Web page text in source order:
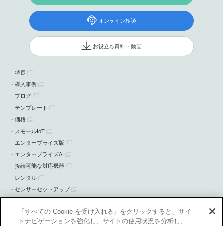
オンライン相談
お役立ち資料・動画
特長
導入事例
ブログ
テンプレート
価格
スモールIoT
エンタープライズ版
エンタープライズAI
接続可能な対応機器
レンタル
センサーセットアップ
「すべての Cookie を受け入れる」をクリックすると、サイ
トナビゲーションを強化し、サイトの使用状況を分析し、